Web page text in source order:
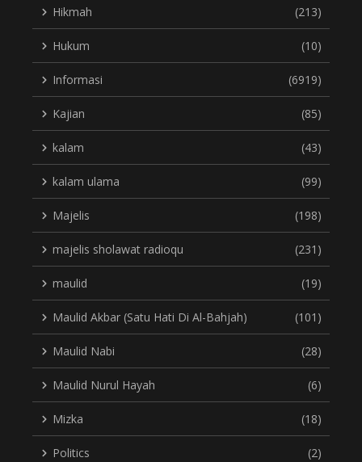
Hikmah (213)
Hukum (10)
Informasi (6919)
Kajian (85)
kalam (43)
kalam ulama (99)
Majelis (198)
majelis sholawat radioqu (231)
maulid (19)
Maulid Akbar (Satu Hati Di Al-Bahjah) (101)
Maulid Nabi (28)
Maulid Nurul Hayah (6)
Mizka (18)
Politics (2)